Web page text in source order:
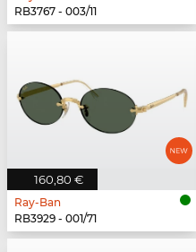
RB3767 - 003/11
160,80 €
Ray-Ban
RB3929 - 001/71